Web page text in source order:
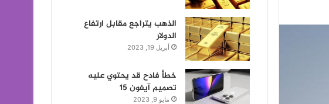
الذهب يتراجع مقابل ارتفاع
الدولار
أبريل 19, 2023
خطأ فادح قد يحتوي عليه
تصميم آيفون 15
مايو 9, 2023